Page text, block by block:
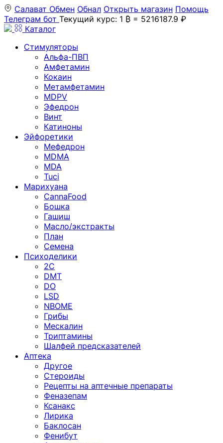
Салават Обмен Обнал Открыть магазин Помощь
Телеграм бот Текущий курс: 1 ₿ = 5216187.9 ₽
Каталог
Стимуляторы
Альфа-ПВП
Амфетамин
Кокаин
Метамфетамин
MDPV
Эфедрон
Винт
Катиноны
Эйфоретики
Мефедрон
MDMA
MDA
Tuci
Марихуана
CannaFood
Бошка
Гашиш
Масло/экстракты
План
Семена
Психоделики
2C
DMT
DO
LSD
NBOME
Грибы
Мескалин
Триптамины
Шалфей предсказателей
Аптека
Другое
Стероиды
Рецепты на аптечные препараты
Феназепам
Ксанакс
Лирика
Баклосан
Фенибут